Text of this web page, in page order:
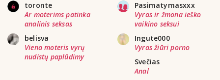
toronte
Ar moterims patinka
analinis seksas
Pasimatymasxxx
Vyras ir žmona ieško
vaikino seksui
belisva
Viena moteris vyrų
nudistų paplūdimy
Ingute000
Vyras žiūri porno
Svečias
Anal